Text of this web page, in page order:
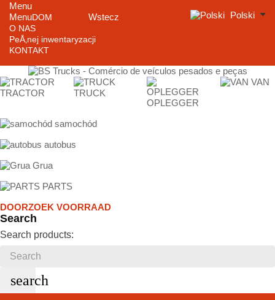
Menu
Menu
Wstecz
DOM
O NAS
PeÅ‚nej inwentaryzacji
KONTAKT
Polski
TRACTOR
TRUCK
OPLEGGER
VAN
samochód
autobus
Grua
PARTS
DOORZOEK VOORRAAD
Search
Search products:
search